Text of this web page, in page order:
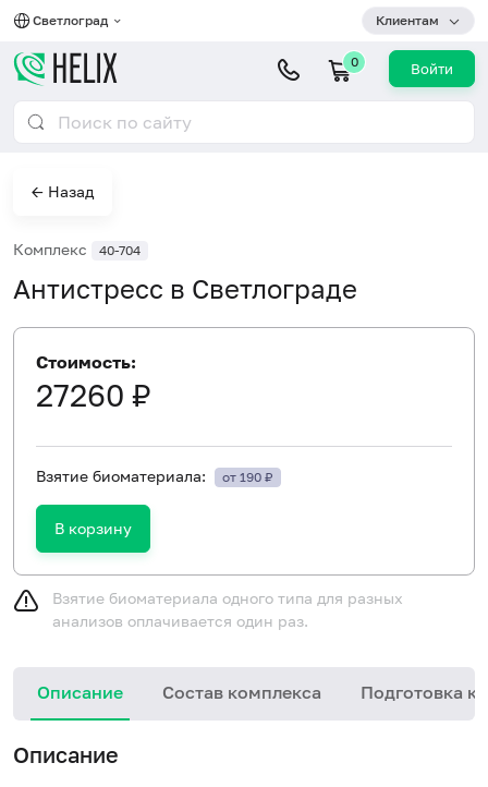
Светлоград Клиентам
0 Войти
← Назад
Комплекс 40-704
Антистресс в Светлограде
Стоимость:
27260 ₽
Взятие биоматериала: от 190 ₽
В корзину
Взятие биоматериала одного типа для разных
анализов оплачивается один раз.
Описание Состав комплекса Подготовка к
Описание